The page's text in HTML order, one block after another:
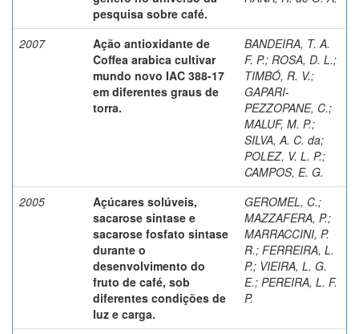
pesquisa sobre café.
2007
Ação antioxidante de
Coffea arabica cultivar
mundo novo IAC 388-17
em diferentes graus de
torra.
BANDEIRA, T. A.
F. P.; ROSA, D. L.;
TIMBÓ, R. V.;
GAPARI-
PEZZOPANE, C.;
MALUF, M. P.;
SILVA, A. C. da;
POLEZ, V. L. P.;
CAMPOS, E. G.
2005
Açúcares solúveis,
sacarose sintase e
sacarose fosfato sintase
durante o
desenvolvimento do
fruto de café, sob
diferentes condições de
luz e carga.
GEROMEL, C.;
MAZZAFERA, P.;
MARRACCINI, P.
R.; FERREIRA, L.
P.; VIEIRA, L. G.
E.; PEREIRA, L. F.
P.